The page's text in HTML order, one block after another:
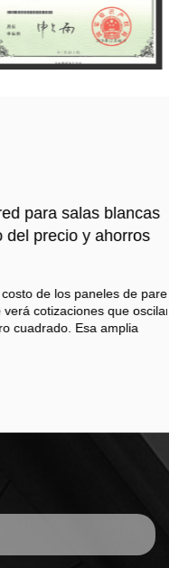
para salas blancas
precio y ahorros
de los paneles de pared
cotizaciones que oscilan
Esa amplia